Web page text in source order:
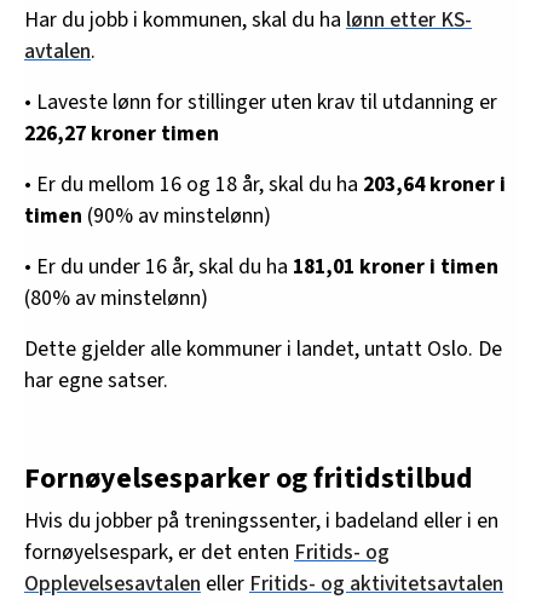
Har du jobb i kommunen, skal du ha lønn etter KS-
avtalen.
• Laveste lønn for stillinger uten krav til utdanning er
226,27 kroner timen
• Er du mellom 16 og 18 år, skal du ha 203,64 kroner i
timen (90% av minstelønn)
• Er du under 16 år, skal du ha 181,01 kroner i timen
(80% av minstelønn)
Dette gjelder alle kommuner i landet, untatt Oslo. De
har egne satser.
Fornøyelsesparker og fritidstilbud
Hvis du jobber på treningssenter, i badeland eller i en
fornøyelsespark, er det enten Fritids- og
Opplevelsesavtalen eller Fritids- og aktivitetsavtalen